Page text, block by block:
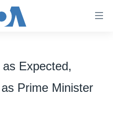
Expected,
Prime Minister